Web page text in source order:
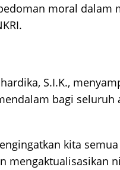
moral dalam
S.I.K.,
bagi seluruh
kita
mengaktualisasikan